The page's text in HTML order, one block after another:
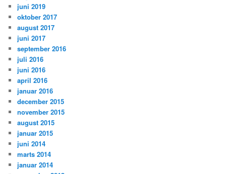
juni 2019
oktober 2017
august 2017
juni 2017
september 2016
juli 2016
juni 2016
april 2016
januar 2016
december 2015
november 2015
august 2015
januar 2015
juni 2014
marts 2014
januar 2014